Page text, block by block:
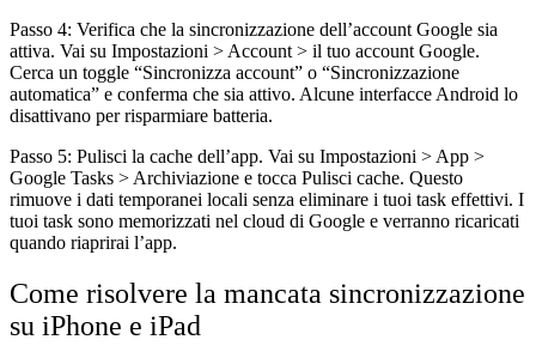
Passo 4: Verifica che la sincronizzazione dell’account Google sia
attiva. Vai su Impostazioni > Account > il tuo account Google.
Cerca un toggle “Sincronizza account” o “Sincronizzazione
automatica” e conferma che sia attivo. Alcune interfacce Android lo
disattivano per risparmiare batteria.
Passo 5: Pulisci la cache dell’app. Vai su Impostazioni > App >
Google Tasks > Archiviazione e tocca Pulisci cache. Questo
rimuove i dati temporanei locali senza eliminare i tuoi task effettivi. I
tuoi task sono memorizzati nel cloud di Google e verranno ricaricati
quando riaprirai l’app.
Come risolvere la mancata sincronizzazione
su iPhone e iPad